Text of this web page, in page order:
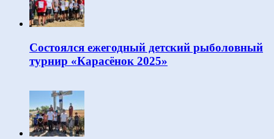
Состоялся ежегодный детский рыболовный
турнир «Карасёнок 2025»